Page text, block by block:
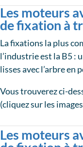
Les moteurs
de fixation à
La fixations la plus
l’industrie est la B5 :
lisses avec l’arbre
Vous trouverez ci-
(cliquez sur les
Les moteurs